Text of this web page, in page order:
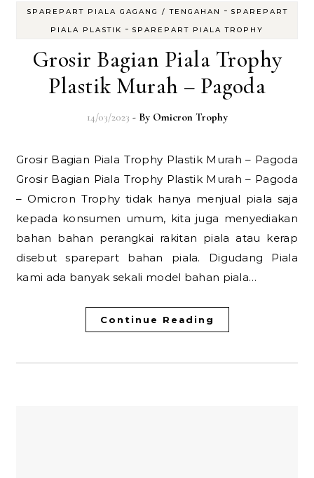
SPAREPART PIALA GAGANG / TENGAHAN - SPAREPART
PIALA PLASTIK - SPAREPART PIALA TROPHY
Grosir Bagian Piala Trophy
Plastik Murah – Pagoda
14/03/2023 - By Omicron Trophy
Grosir Bagian Piala Trophy Plastik Murah – Pagoda
Grosir Bagian Piala Trophy Plastik Murah – Pagoda
– Omicron Trophy tidak hanya menjual piala saja
kepada konsumen umum, kita juga menyediakan
bahan bahan perangkai rakitan piala atau kerap
disebut sparepart bahan piala. Digudang Piala
kami ada banyak sekali model bahan piala…
Continue Reading